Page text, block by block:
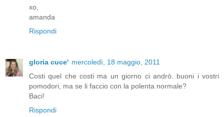
xo,
amanda
Rispondi
gloria cuce' mercoledì, 18 maggio, 2011
Costi quel che costi ma un giorno ci andrò. buoni i vostri
pomodori, ma se li faccio con la polenta normale?
Baci!
Rispondi